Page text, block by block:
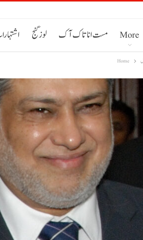
لوز گنج مست انا تاک آک More
Home